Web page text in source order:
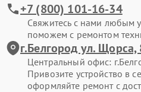
+7 (800) 101-16-34
Свяжитесь с нами любым
поможем с ремонтом
г.Белгород ул. Щорса,
Центральный офис:
Привозите устройство в
оформляйте ремонт с